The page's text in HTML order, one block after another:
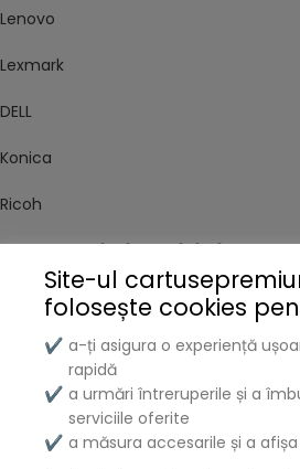
Lenovo
Lexmark
DELL
Konica
Ricoh
Termeni și politici
Politica de Confidențialitate
Termeni și Condiții
Politica Cookies
Site-ul
folosește cookies
✔ a-ți asigura o experiență
rapidă
✔ a urmări întreruperile și a
serviciile oferite
✔ a măsura accesarile și a